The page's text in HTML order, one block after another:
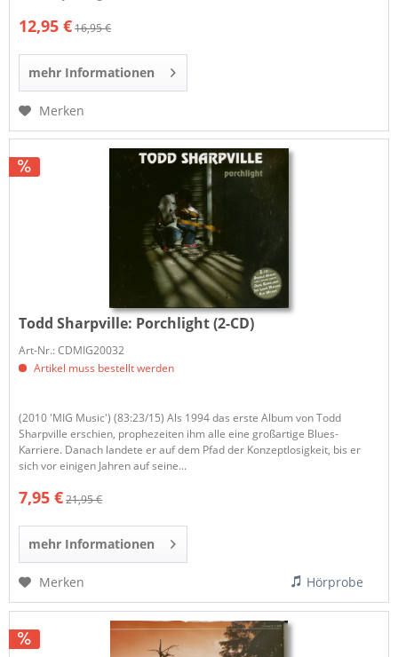
12,95 €16,95 €
mehr Informationen
Merken
Todd Sharpville: Porchlight (2-CD)
Art-Nr.: CDMIG20032
Artikel muss bestellt werden
(2010 'MIG Music') (83:23/15) Als 1994 das erste Album von Todd
Sharpville erschien, prophezeiten ihm alle eine großartige Blues-
Karriere. Danach landete er auf dem Pfad der Konzeptlosigkeit, bis er
sich vor einigen Jahren auf seine...
7,95 €21,95 €
mehr Informationen
Merken Hörprobe